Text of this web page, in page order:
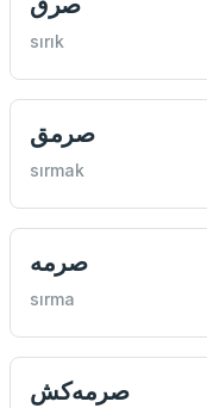
sırık
صرمق
sırmak
صرمه
sırma
صرمه‌كش